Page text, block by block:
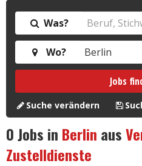
Was?
Wo?
Jobs
Suche verändern
0Jobs in Berlin aus
Zustelldienste